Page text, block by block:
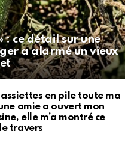
: ce détail sur une
a alarmé un vieux
assiettes en pile toute ma
amie a ouvert mon
elle m’a montré ce
travers